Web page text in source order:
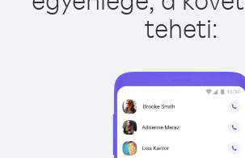
teheti: